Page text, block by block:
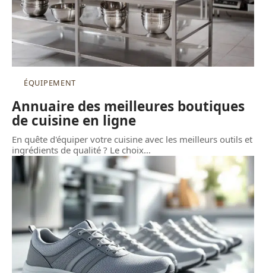
ÉQUIPEMENT
Annuaire des meilleures boutiques
de cuisine en ligne
En quête d'équiper votre cuisine avec les meilleurs outils et
ingrédients de qualité ? Le choix…